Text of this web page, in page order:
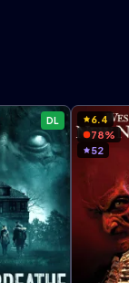
DL
6.4
78%
52